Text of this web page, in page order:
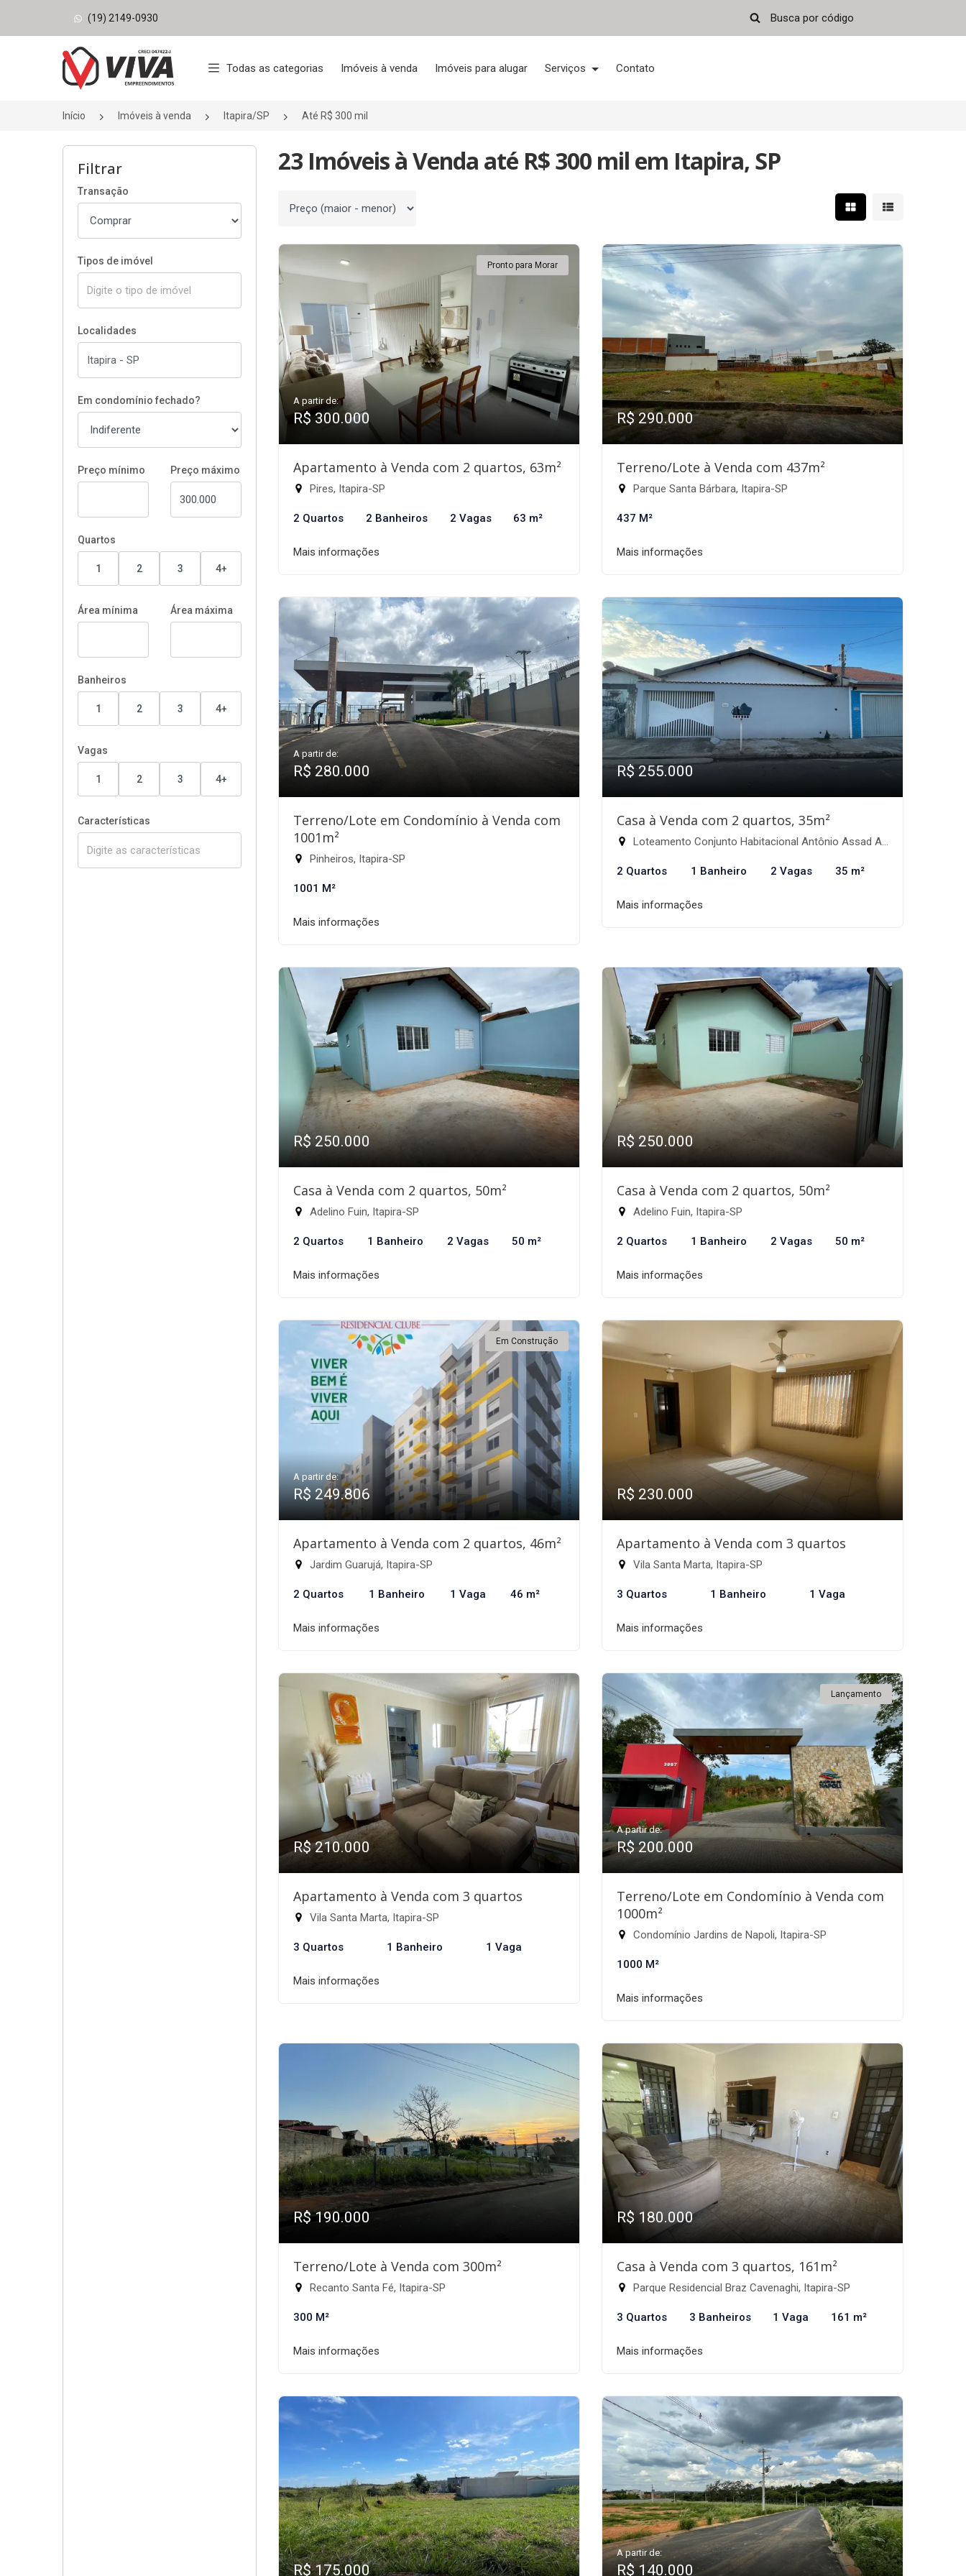
(19) 2149-0930
Página inicial
Todas as categorias Imóveis à venda Imóveis para alugar Serviços Contato
Início Imóveis à venda Itapira/SP Até R$ 300 mil
Filtrar
Transação
Tipos de imóvel
Localidades
Em condomínio fechado?
Preço mínimo Preço máximo
Quartos
1 2 3 4+
Área mínima Área máxima
Banheiros
1 2 3 4+
Vagas
1 2 3 4+
Características
23 Imóveis à Venda até R$ 300 mil em Itapira, SP
Ordenar por Mostrar resultados em
Mostrar
Pronto para Morar
A partir de:
R$ 300.000
Apartamento à Venda com 2 quartos, 63m²
Pires, Itapira-SP
2 Quartos 2 Banheiros 2 Vagas 63 m²
Mais informações
R$ 290.000
Terreno/Lote à Venda com 437m²
Parque Santa Bárbara, Itapira-SP
437 M²
Mais informações
A partir de:
R$ 280.000
Terreno/Lote em Condomínio à Venda com
1001m²
Pinheiros, Itapira-SP
1001 M²
Mais informações
R$ 255.000
Casa à Venda com 2 quartos, 35m²
Loteamento Conjunto Habitacional Antônio Assad Alcici, Itapira-SP
2 Quartos 1 Banheiro 2 Vagas 35 m²
Mais informações
R$ 250.000
Casa à Venda com 2 quartos, 50m²
Adelino Fuin, Itapira-SP
2 Quartos 1 Banheiro 2 Vagas 50 m²
Mais informações
R$ 250.000
Casa à Venda com 2 quartos, 50m²
Adelino Fuin, Itapira-SP
2 Quartos 1 Banheiro 2 Vagas 50 m²
Mais informações
Em Construção
A partir de:
R$ 249.806
Apartamento à Venda com 2 quartos, 46m²
Jardim Guarujá, Itapira-SP
2 Quartos 1 Banheiro 1 Vaga 46 m²
Mais informações
R$ 230.000
Apartamento à Venda com 3 quartos
Vila Santa Marta, Itapira-SP
3 Quartos 1 Banheiro 1 Vaga
Mais informações
R$ 210.000
Apartamento à Venda com 3 quartos
Vila Santa Marta, Itapira-SP
3 Quartos 1 Banheiro 1 Vaga
Mais informações
Lançamento
A partir de:
R$ 200.000
Terreno/Lote em Condomínio à Venda com
1000m²
Condomínio Jardins de Napoli, Itapira-SP
1000 M²
Mais informações
R$ 190.000
Terreno/Lote à Venda com 300m²
Recanto Santa Fé, Itapira-SP
300 M²
Mais informações
R$ 180.000
Casa à Venda com 3 quartos, 161m²
Parque Residencial Braz Cavenaghi, Itapira-SP
3 Quartos 3 Banheiros 1 Vaga 161 m²
Mais informações
R$ 175.000
A partir de:
R$ 140.000